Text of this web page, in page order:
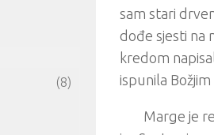
sam stari
dođe sjesti na
kredom
ispunila
Marge je
(8)